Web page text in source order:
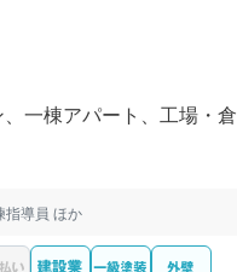
一棟アパート、工場・倉
指導員 ほか